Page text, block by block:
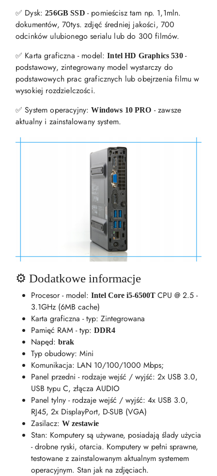
✅ Dysk:256GB SSD - pomieścisz tam np. 1,1mln.
dokumentów, 70tys. zdjęć średniej jakości, 700
odcinków ulubionego serialu lub do 300 filmów.
✅ Karta graficzna - model:Intel HD Graphics 530 -
podstawowy, zintegrowany model wystarczy do
podstawowych prac graficznych lub obejrzenia filmu w
wysokiej rozdzielczości.
✅ System operacyjny:Windows 10 PRO - zawsze
aktualny i zainstalowany system.
⚙️ Dodatkowe informacje
Procesor - model: Intel Core i5-6500T CPU @ 2.5 -
3.1GHz (6MB cache)
Karta graficzna - typ: Zintegrowana
Pamięć RAM - typ: DDR4
Napęd: brak
Typ obudowy: Mini
Komunikacja: LAN 10/100/1000 Mbps;
Panel przedni - rodzaje wejść / wyjść: 2x USB 3.0,
USB typu C, złącza AUDIO
Panel tylny - rodzaje wejść / wyjść: 4x USB 3.0,
RJ45, 2x DisplayPort, D-SUB (VGA)
Zasilacz: W zestawie
Stan: Komputery są używane, posiadają ślady użycia
- drobne ryski, otarcia. Komputery w pełni sprawne,
testowane z zainstalowanym aktualnym systemem
operacyjnym. Stan jak na zdjęciach.